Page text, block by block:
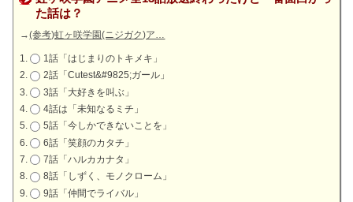
た話は？
→(参考)虹ヶ咲学園(ニジガク)ア…
1話「はじまりのトキメキ」
2話「Cutest&#9825;ガール」
3話「大好きを叫ぶ」
4話は「未知なるミチ」
5話「今しかできないことを」
6話「笑顔のカタチ」
7話「ハルカカナタ」
8話「しずく、モノクローム」
9話「仲間でライバル」